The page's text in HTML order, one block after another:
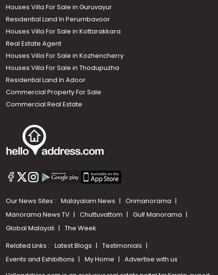
Houses Villa For Sale in Guruvayur
Residential Land In Perumbavoor
Houses Villa For Sale in Kottarakkara
Real Estate Agent
Houses Villa For Sale in Kozhencherry
Houses Villa For Sale in Thodupuzha
Residential Land In Adoor
Commercial Property For Sale
Commercial Real Estate
Our News Sites : Malayalam News
Onmanorama
Manorama News TV
Chuttuvattom
Gulf Manorama
Global Malayali
The Week
Related Links : Latest Blogs
Testimonials
Events and Exhibitions
My Home Advertise with us